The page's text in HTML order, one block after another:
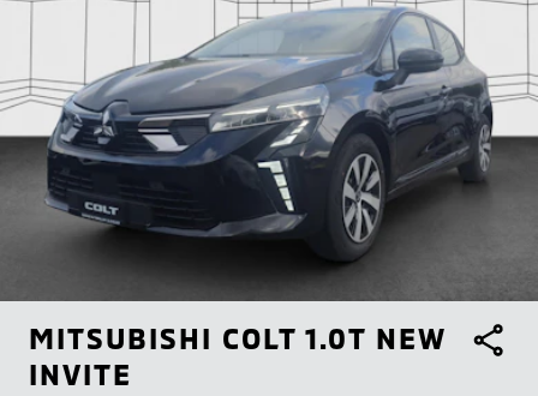
MITSUBISHI COLT 1.0T NEW
INVITE